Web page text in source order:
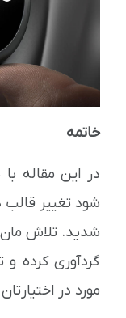
خاتمه
در این مقاله
شود تغییر
شدید. تلاش مان
گردآوری کرده
مورد در